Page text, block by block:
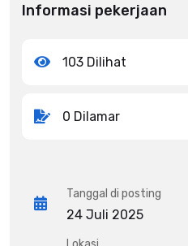
Informasi pekerjaan
103 Dilihat
0 Dilamar
Tanggal di posting
24 Juli 2025